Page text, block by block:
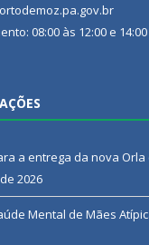
08:00 às 12:00 e
a entrega da nova Orla
2026
Mental de Mães